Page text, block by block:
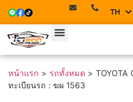
TH
EN
หน้าแรก > รถทั้งหมด > TOYOTA
ทะเบียนรถ : ฆผ 1563